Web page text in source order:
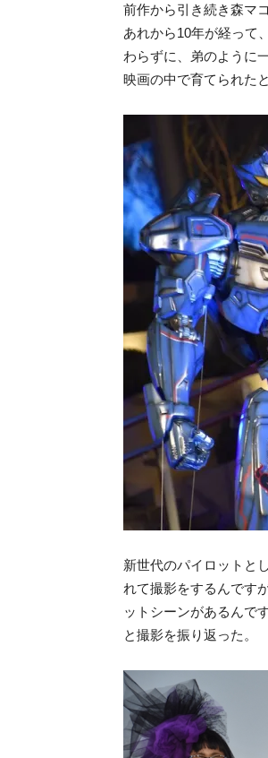
前作から引き続き森マ
あれから10年が経って
わらずに、弟のように
映画の中で育てられた
新世代のパイロットと
れて撮影をするんです
ットシーンがあるんで
と撮影を振り返った。